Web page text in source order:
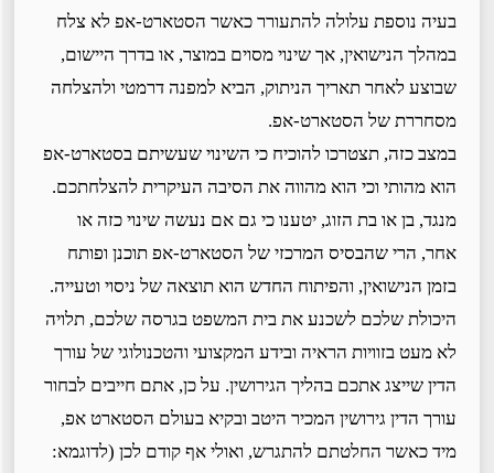
בעיה נוספת עלולה להתעורר כאשר הסטארט-אפ לא צלח
במהלך הנישואין, אך שינוי מסוים במוצר, או בדרך היישום,
שבוצע לאחר תאריך הניתוק, הביא למפנה דרמטי ולהצלחה
מסחררת של הסטארט-אפ.
במצב כזה, תצטרכו להוכיח כי השינוי שעשיתם בסטארט-אפ
הוא מהותי וכי הוא מהווה את הסיבה העיקרית להצלחתכם.
מנגד, בן או בת הזוג, יטענו כי גם אם נעשה שינוי כזה או
אחר, הרי שהבסיס המרכזי של הסטארט-אפ תוכנן ופותח
בזמן הנישואין, והפיתוח החדש הוא תוצאה של ניסוי וטעייה.
היכולת שלכם לשכנע את בית המשפט בגרסה שלכם, תלויה
לא מעט בזוויות הראיה ובידע המקצועי והטכנולוגי של עורך
הדין שייצג אתכם בהליך הגירושין. על כן, אתם חייבים לבחור
עורך הדין גירושין המכיר היטב ובקיא בעולם הסטארט אפ,
מיד כאשר החלטתם להתגרש, ואולי אף קודם לכן (לדוגמא: